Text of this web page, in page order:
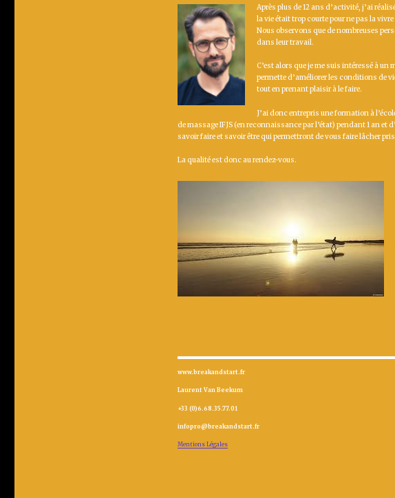
Après plus de 12 ans d’activité, j’ai
la vie était trop courte pour ne pas la
Nous observons que de nombreuses
dans leur travail.
C’est alors que je me suis intéressé à un
permette d’améliorer les conditions de
tout en prenant plaisir à le faire.
J’ai donc entrepris une formation à
de massage IFJS (en reconnaissance par l’état) pendant 1 an et
savoir faire et savoir être qui permettront de vous faire lâcher
La qualité est donc au rendez-vous.
www.breakandstart.fr
Laurent Van Beekum
+33 (0)6.68.35.77.01
infopro@breakandstart.fr
Mentions Légales